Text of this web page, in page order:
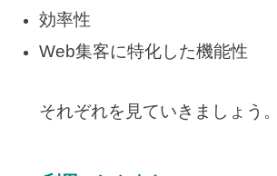
効率性
Web集客に特化した機能性
それぞれを見ていきましょう。